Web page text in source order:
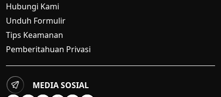
Hubungi Kami
Unduh Formulir
Tips Keamanan
Pemberitahuan Privasi
MEDIA SOSIAL